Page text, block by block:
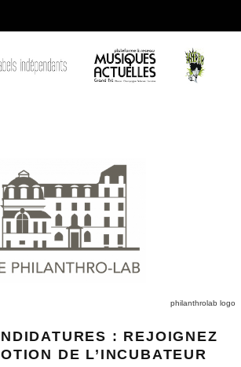
philanthrolab logo
: REJOIGNEZ
DE L’INCUBATEUR